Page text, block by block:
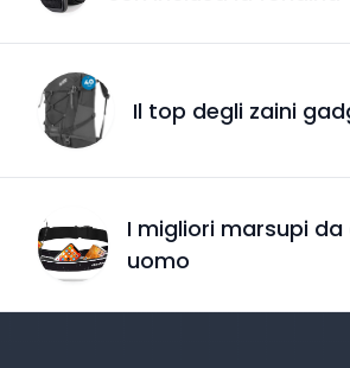
Il top degli zaini
I migliori marsupi
uomo